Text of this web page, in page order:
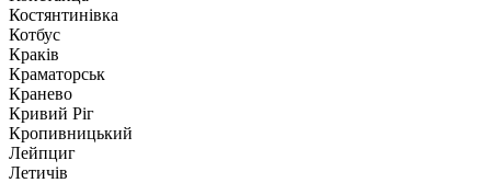
Костянтинівка
Котбус
Краків
Краматорськ
Кранево
Кривий Ріг
Кропивницький
Лейпциг
Летичів